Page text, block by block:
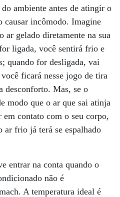
ambiente antes de atingir o
causar incômodo. Imagine
ar gelado diretamente na sua
ligada, você sentirá frio e
quando for desligada, vai
ficará nesse jogo de tira
desconforto. Mas, se o
modo que o ar que sai atinja
em contato com o seu corpo,
ar frio já terá se espalhado
entrar na conta quando o
não é
A temperatura ideal é